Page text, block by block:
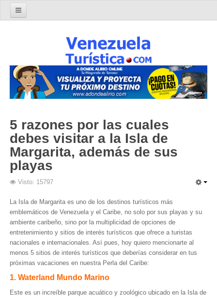
Turismo en Venezuela
Parques Nacionales de Venezuela
Parque Nacional Archipiélago Los Roques
Parque Nacional Canaima
Parque Nacional Henri Pittier y Choroní
Parque Nacional La Cueva del Guácharo
Parque Nacional Laguna de Tacarigua
Parque Nacional Los Médanos de Coro
Parque Nacional Mochima
Parque Nacional Morrocoy
Parque Nacional Península de Paria
Parque Nacional Sierra Nevada
Parque Nacional Cinaruco-Capanaparo
Parque Nacional Parima-Tapirapeco
Parque Nacional Jaua-Sarisariñama
Ecoturismo en Venezuela
5 razones por las cuales
debes visitar a la Isla de
Margarita, además de sus
playas
Visto: 15797
La Isla de Margarita es uno de los destinos turísticos más
emblemáticos de Venezuela y el Caribe, no solo por sus playas y su
ambiente caribeño, sino por la multiplicidad de opciones de
entretenimiento y sitios de interés turísticos que ofrece a turistas
nacionales e internacionales. Así pues, hoy quiero mencionarte al
menos 5 sitios de interés turísticos que deberías considerar en tus
próximas vacaciones en nuestra Perla del Caribe:
1. Waterland Mundo Marino
Este es un increíble parque acuático y zoológico ubicado en la Isla de